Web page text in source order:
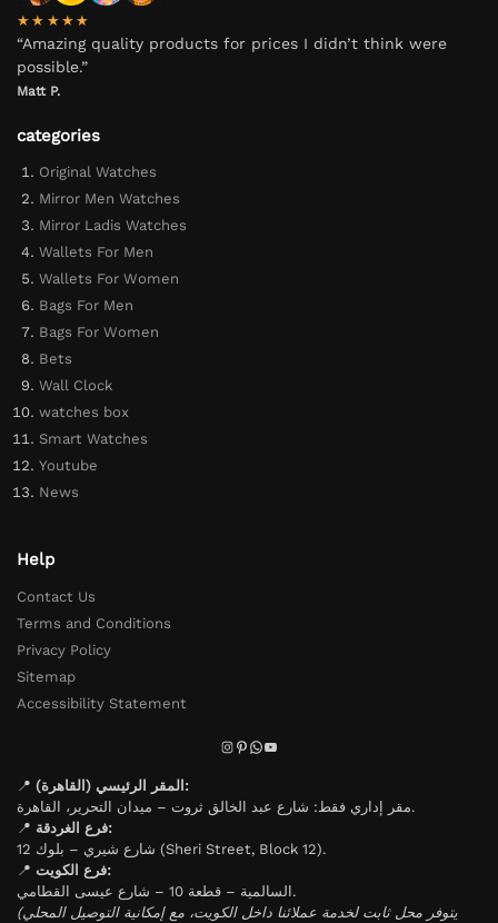
★★★★★
“Amazing quality products for prices I didn’t think were
possible.”
Matt P.
categories
Original Watches
Mirror Men Watches
Mirror Ladis Watches
Wallets For Men
Wallets For Women
Bags For Men
Bags For Women
Bets
Wall Clock
watches box
Smart Watches
Youtube
News
Help
Contact Us
Terms and Conditions
Privacy Policy
Sitemap
Accessibility Statement
📍
المقر الرئيسي (القاهرة):
مقر إداري فقط: شارع عبد الخالق ثروت – ميدان التحرير، القاهرة.
📍
فرع الغردقة:
شارع شيري – بلوك 12 (Sheri Street, Block 12).
📍
فرع الكويت:
السالمية – قطعة 10 – شارع عيسى القطامي.
(يتوفر محل ثابت لخدمة عملائنا داخل الكويت، مع إمكانية التوصيل المحلي